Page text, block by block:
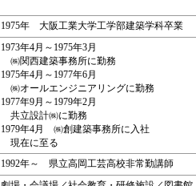
1975年 大阪工業大学工学部建築学科卒業
1973年4月～1975年3月
㈱関西建築事務所に勤務
1975年4月～1977年6月
㈱オールエンジニアリングに勤務
1977年9月～1979年2月
共立設計㈱に勤務
1979年4月 ㈱創建築事務所に入社
現在に至る
1992年～ 県立高岡工芸高校非常勤講師